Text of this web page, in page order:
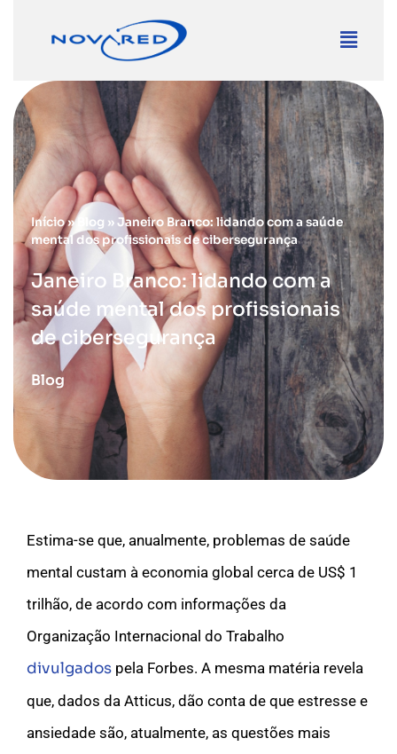
Início» Blog » Janeiro Branco: lidando com a saúde
mental dos profissionais de cibersegurança
Janeiro Branco: lidando com a
saúde mental dos profissionais
de cibersegurança
Blog
Estima-se que, anualmente, problemas de saúde
mental custam à economia global cerca de US$ 1
trilhão, de acordo com informações da
Organização Internacional do Trabalho
divulgados pela Forbes. A mesma matéria revela
que, dados da Atticus, dão conta de que estresse e
ansiedade são, atualmente, as questões mais